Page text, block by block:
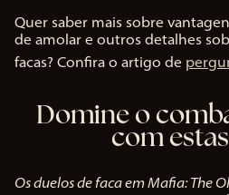
Quer saber mais sobre
de amolar e outros detalhes
facas? Confira o artigo de
Domine o
com
Os duelos de faca em Mafia: The